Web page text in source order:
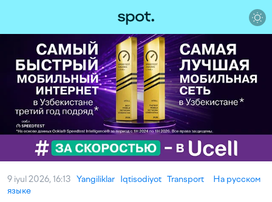
9 iyul 2026, 16:13 Yangiliklar Iqtisodiyot Transport
На русском
языке